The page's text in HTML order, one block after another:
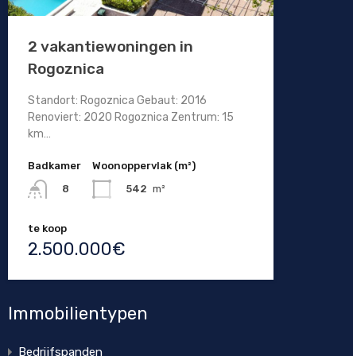
2 vakantiewoningen in
Rogoznica
Standort: Rogoznica Gebaut: 2016
Renoviert: 2020 Rogoznica Zentrum: 15
km…
Badkamer
8
Woonoppervlak (m²)
542 m²
te koop
2.500.000€
Immobilientypen
Bedrijfspanden